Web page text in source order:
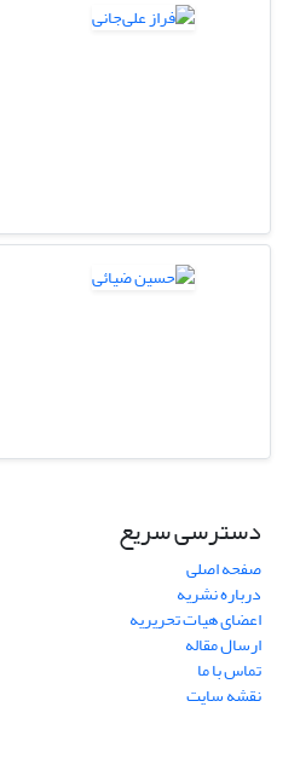
دسترسی سریع
صفحه اصلی
درباره نشریه
اعضای هیات تحریریه
ارسال مقاله
تماس با ما
نقشه سایت